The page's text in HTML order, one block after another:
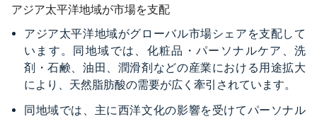
アジア太平洋地域が市場を支配
アジア太平洋地域がグローバル市場シェアを支配して
います。同地域では、化粧品・パーソナルケア、洗
剤・石鹸、油田、潤滑剤などの産業における用途拡大
により、天然脂肪酸の需要が広く牽引されています。
同地域では、主に西洋文化の影響を受けてパーソナル